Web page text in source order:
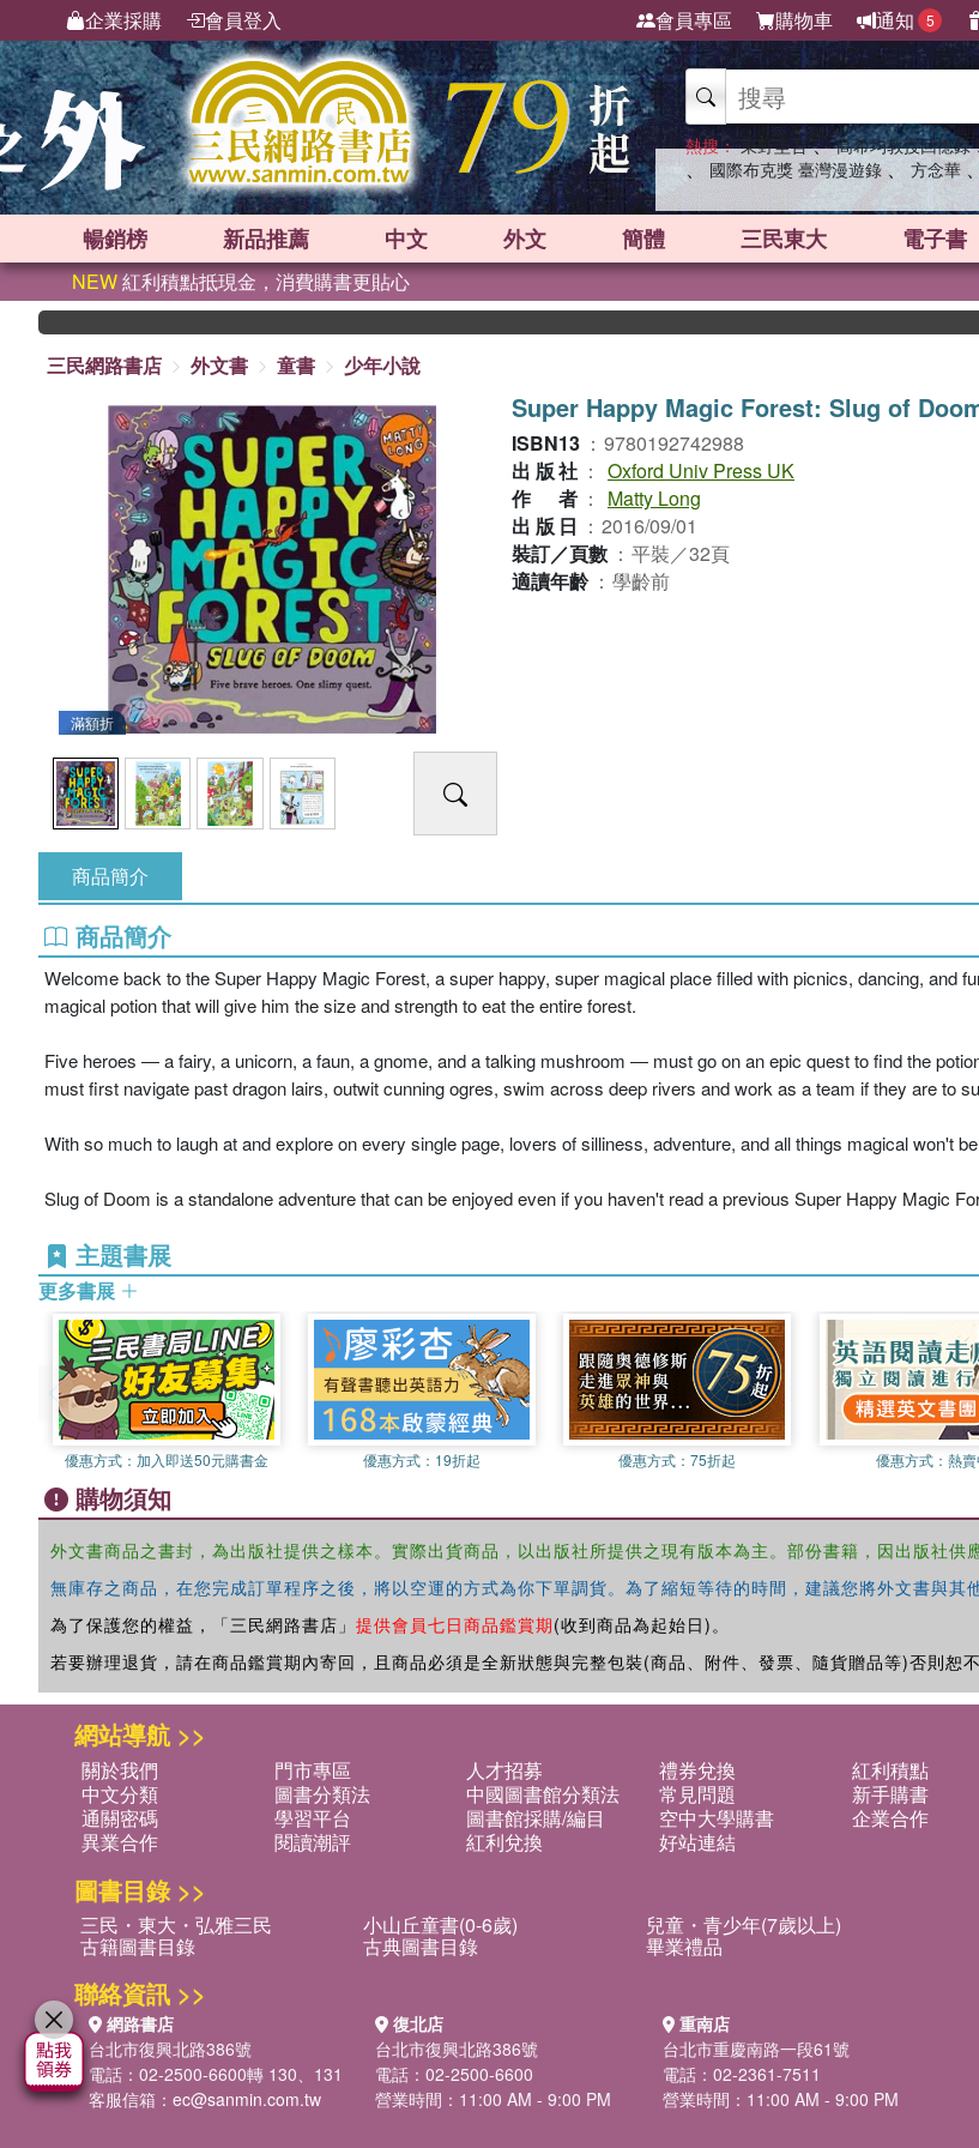
企業採購 會員登入 會員專區 購物車 通知 5
熱搜： 東野圭吾 、 高希均教授回憶錄
、 國際布克獎 臺灣漫遊錄 、 方念華 、
暢銷榜 新品推薦 中文 外文 簡體 三民東大 電子書
NEW紅利積點抵現金，消費購書更貼心
三民網路書店
外文書 童書 少年小說
滿額折
Super Happy Magic Forest: Slug of
ISBN13 ： 9780192742988
出版社 ： Oxford Univ Press UK
作者 ：
Matty Long
出版日 ： 2016/09/01
裝訂／頁數 ： 平裝／32頁
適讀年齡 ： 學齡前
商品簡介
商品簡介
Welcome back to the Super Happy Magic Forest, a super happy, super magical place filled with picnics, dancing, and
magical potion that will give him the size and strength to eat the entire forest.
Five heroes ― a fairy, a unicorn, a faun, a gnome, and a talking mushroom ― must go on an epic quest to find the
must first navigate past dragon lairs, outwit cunning ogres, swim across deep rivers and work as a team if they are to
With so much to laugh at and explore on every single page, lovers of silliness, adventure, and all things magical won't
Slug of Doom is a standalone adventure that can be enjoyed even if you haven't read a previous Super Happy Magic
主題書展
更多書展
優惠方式： 加入即送50元購書金 優惠方式： 19折起 優惠方式：75折起 優惠方式： 熱
購物須知
外文書商品之書封，為出版社提供之樣本。實際出貨商品，以出版社所提供之現有版本為主。部份書籍，因出版社供
無庫存之商品，在您完成訂單程序之後，將以空運的方式為你下單調貨。為了縮短等待的時間，建議您將外文書與其
為了保護您的權益，「三民網路書店」 提供會員七日商品鑑賞期(收到商品為起始日)。
若要辦理退貨，請在商品鑑賞期內寄回，且商品必須是全新狀態與完整包裝(商品、附件、發票、隨貨贈品等)否則恕不
網站導航 >>
關於我們 門市專區 人才招募 禮券兌換
紅利積點
中文分類
圖書分類法 中國圖書館分類法 常見問題
新手購書
通關密碼
學習平台 圖書館採購/編目 空中大學購書
企業合作
異業合作
閱讀潮評 紅利兌換 好站連結
圖書目錄 >>
三民・東大・弘雅三民 小山丘童書(0-6歲) 兒童・青少年(7歲以上)
古籍圖書目錄 古典圖書目錄 畢業禮品
聯絡資訊 >>
網路書店
台北市復興北路386號
電話：02-2500-6600轉 130、131
客服信箱： ec@sanmin.com.tw
復北店
台北市復興北路386號
電話：02-2500-6600
營業時間：11:00 AM - 9:00 PM
重南店
台北市重慶南路一段61號
電話：02-2361-7511
營業時間：11:00 AM - 9:00 PM